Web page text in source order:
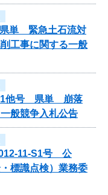
単 緊急土石流対
工事に関する一般
K1他号 県単 崩落
般競争入札公告
11-S1号 公
標識点検）業務委